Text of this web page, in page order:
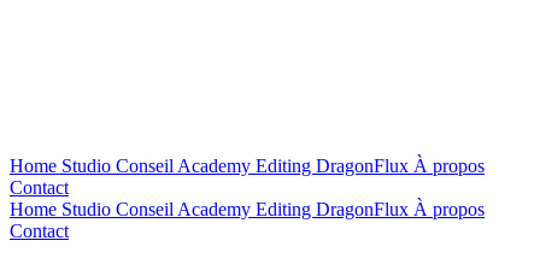
Home Studio Conseil Academy Editing DragonFlux À propos
Contact
Home Studio Conseil Academy Editing DragonFlux À propos
Contact